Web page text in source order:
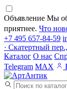
Объявление Мы
приятнее. Что
+7 495 657-84-59
· Скатертный
Каталог О нас
Telegram MAX